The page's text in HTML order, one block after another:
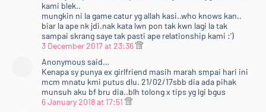
kami blek..
mungkin ni la game catur yg allah kasi..who knows kan..
biar la ape nk jdi.nak kata lwn pon tak kwn lagi la tak
sampai skrang saye tak pasti ape relationship kami :')
3 December 2017 at 23:36
Anonymous said…
Kenapa sy punya ex girlfriend masih marah smpai hari ini
mcm mnatu kmi putus dlu. 21/02/17sbb dia ada pihak
munsuh aku bf bru dia..blh tolong x tips yg lgi bgus
6 January 2018 at 17:51